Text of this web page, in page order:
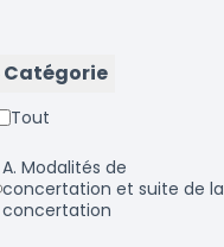
Catégorie
Tout
a. Modalités de
concertation et suite de la
concertation